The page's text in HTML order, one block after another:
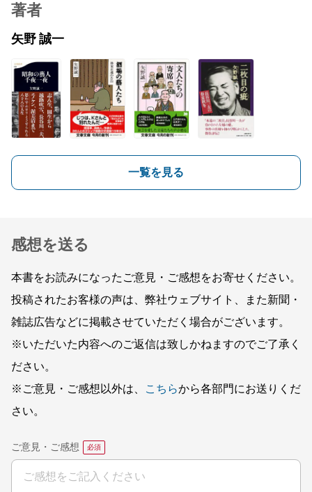
著者
矢野 誠一
一覧を見る
感想を送る
本書をお読みになったご意見・ご感想をお寄せください。
投稿されたお客様の声は、弊社ウェブサイト、また新聞・
雑誌広告などに掲載させていただく場合がございます。
※いただいた内容へのご返信は致しかねますのでご了承く
ださい。
※ご意見・ご感想以外は、
こちらから各部門にお送りくだ
さい。
ご意見・ご感想